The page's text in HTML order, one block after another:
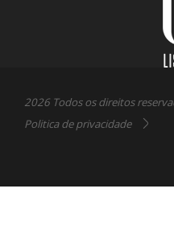
2026 Todos os direitos
Politica de privacidade